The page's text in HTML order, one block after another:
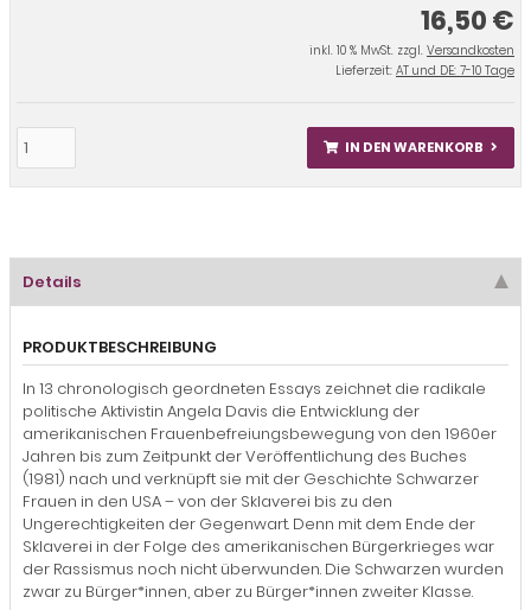
16,50 €
inkl. 10 % MwSt. zzgl. Versandkosten
Lieferzeit: AT und DE: 7-10 Tage
IN DEN WARENKORB
Details
PRODUKTBESCHREIBUNG
In 13 chronologisch geordneten Essays zeichnet die radikale
politische Aktivistin Angela Davis die Entwicklung der
amerikanischen Frauenbefreiungsbewegung von den 1960er
Jahren bis zum Zeitpunkt der Veröffentlichung des Buches
(1981) nach und verknüpft sie mit der Geschichte Schwarzer
Frauen in den USA – von der Sklaverei bis zu den
Ungerechtigkeiten der Gegenwart. Denn mit dem Ende der
Sklaverei in der Folge des amerikanischen Bürgerkrieges war
der Rassismus noch nicht überwunden. Die Schwarzen wurden
zwar zu Bürger*innen, aber zu Bürger*innen zweiter Klasse.